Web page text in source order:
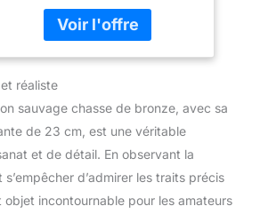
Materiau: Bronze / pierre
Style: Style antique
réaliste
sauvage chasse de bronze, avec sa
de 23 cm, est une véritable
et de détail. En observant la
d’admirer les traits précis
incontournable pour les amateurs